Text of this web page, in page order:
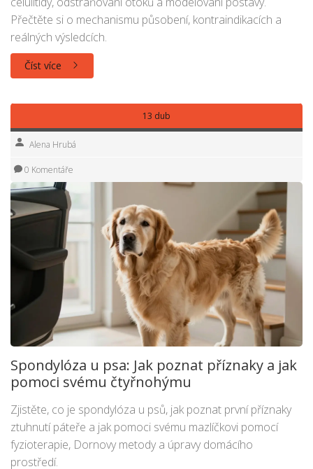
Přečtěte si o mechanismu působení, kontraindikacích a
reálných výsledcích.
Číst více
13 dub
Alena Hrubá
0 Komentáře
Spondylóza u psa: Jak poznat příznaky a jak
pomoci svému čtyřnohýmu
Zjistěte, co je spondylóza u psů, jak poznat první příznaky
ztuhnutí páteře a jak pomoci svému mazlíčkovi pomocí
fyzioterapie, Dornovy metody a úpravy domácího
prostředí.